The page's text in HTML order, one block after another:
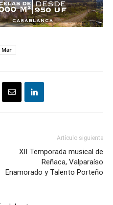
Mar
Artículo siguiente
XII Temporada musical de
Reñaca, Valparaíso
Enamorado y Talento Porteño